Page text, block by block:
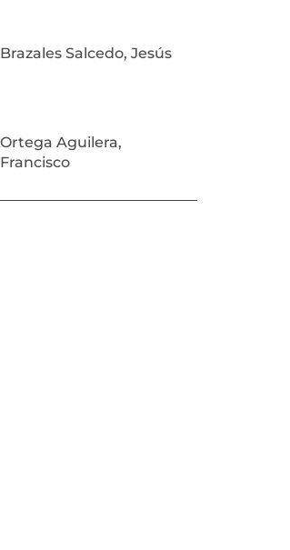
Brazales Salcedo, Jesús
Ortega Aguilera,
Francisco